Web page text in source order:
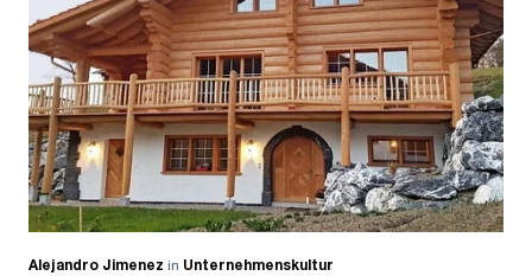
Alejandro Jimenez in Unternehmenskultur